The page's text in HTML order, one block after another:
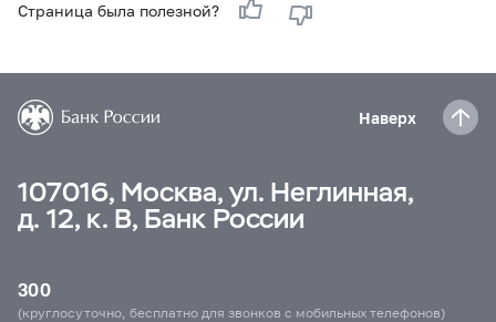
Страница была полезной?
Наверх
107016, Москва, ул. Неглинная,
д. 12, к. В, Банк России
300
(круглосуточно, бесплатно для звонков с мобильных телефонов)